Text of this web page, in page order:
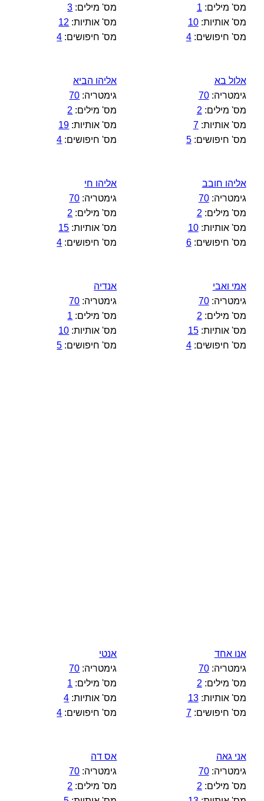
מס' מילים: 1
מס' אותיות:10
מס' חיפושים:4
מס' מילים: 3
מס' אותיות: 12
מס' חיפושים: 4
אלול בא
גימטריה:70
מס' מילים: 2
מס' אותיות:7
מס' חיפושים:5
אליהו הביא
גימטריה: 70
מס' מילים: 2
מס' אותיות: 19
מס' חיפושים: 4
אליהו חובב
גימטריה:70
מס' מילים: 2
מס' אותיות:10
מס' חיפושים:6
אליהו חי
גימטריה: 70
מס' מילים: 2
מס' אותיות: 15
מס' חיפושים: 4
אמי ואבי
גימטריה:70
מס' מילים: 2
מס' אותיות:15
מס' חיפושים:4
אנדיה
גימטריה: 70
מס' מילים: 1
מס' אותיות: 10
מס' חיפושים: 5
אנו אחד
גימטריה:70
מס' מילים: 2
מס' אותיות:13
מס' חיפושים:7
אנטי
גימטריה: 70
מס' מילים: 1
מס' אותיות: 4
מס' חיפושים: 4
אני גאה
גימטריה:70
מס' מילים: 2
אס דה
גימטריה: 70
מס' מילים: 2